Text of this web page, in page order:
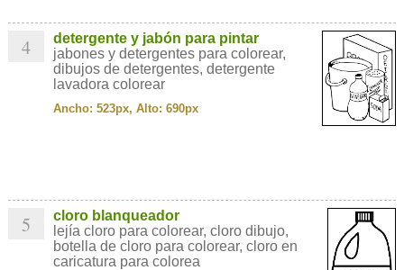
4
detergente y jabón para pintar
jabones y detergentes para colorear,
dibujos de detergentes, detergente
lavadora colorear
Ancho: 523px, Alto: 690px
5
cloro blanqueador
lejía cloro para colorear, cloro dibujo,
botella de cloro para colorear, cloro en
caricatura para colorea